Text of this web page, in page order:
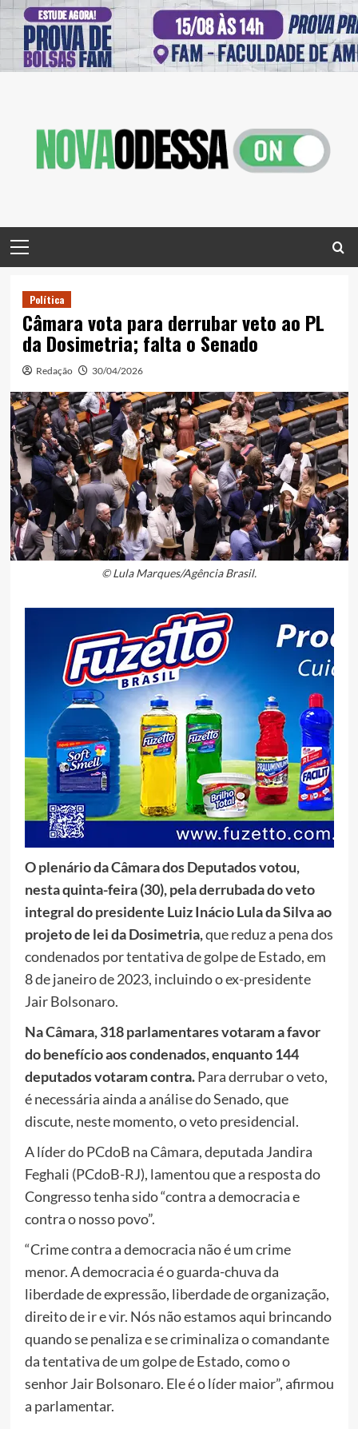
Menu
Política
Câmara vota para derrubar veto ao PL
da Dosimetria; falta o Senado
Redação 30/04/2026
© Lula Marques/Agência Brasil.
O plenário da Câmara dos Deputados votou,
nesta quinta-feira (30), pela derrubada do veto
integral do presidente Luiz Inácio Lula da Silva ao
projeto de lei da Dosimetria,que reduz a pena dos
condenados por tentativa de golpe de Estado, em
8 de janeiro de 2023, incluindo o ex-presidente
Jair Bolsonaro.
Na Câmara, 318 parlamentares votaram a favor
do benefício aos condenados, enquanto 144
deputados votaram contra.Para derrubar o veto,
é necessária ainda a análise do Senado, que
discute, neste momento, o veto presidencial.
A líder do PCdoB na Câmara, deputada Jandira
Feghali (PCdoB-RJ), lamentou que a resposta do
Congresso tenha sido “contra a democracia e
contra o nosso povo”.
“Crime contra a democracia não é um crime
menor. A democracia é o guarda-chuva da
liberdade de expressão, liberdade de organização,
direito de ir e vir. Nós não estamos aqui brincando
quando se penaliza e se criminaliza o comandante
da tentativa de um golpe de Estado, como o
senhor Jair Bolsonaro. Ele é o líder maior”, afirmou
a parlamentar.